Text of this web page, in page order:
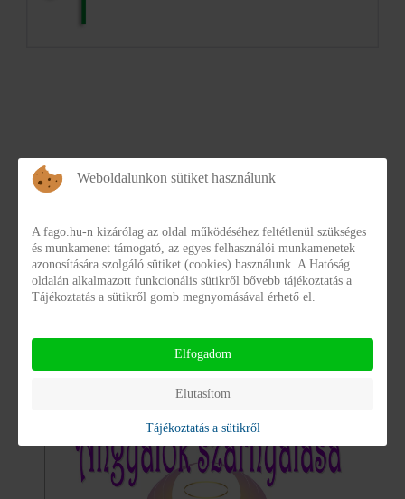
Hírek
Angyalok szárnyalása 2022
2022. május 30. 19 óra
Weboldalunkon sütiket használunk
A fago.hu-n kizárólag az oldal működéséhez feltétlenül szükséges
és munkamenet támogató, az egyes felhasználói munkamenetek
azonosítására szolgáló sütiket (cookies) használunk. A Hatóság
oldalán alkalmazott funkcionális sütikről bővebb tájékoztatás a
Tájékoztatás a sütikről gomb megnyomásával érhető el.
Elfogadom
Elutasítom
Tájékoztatás a sütikről